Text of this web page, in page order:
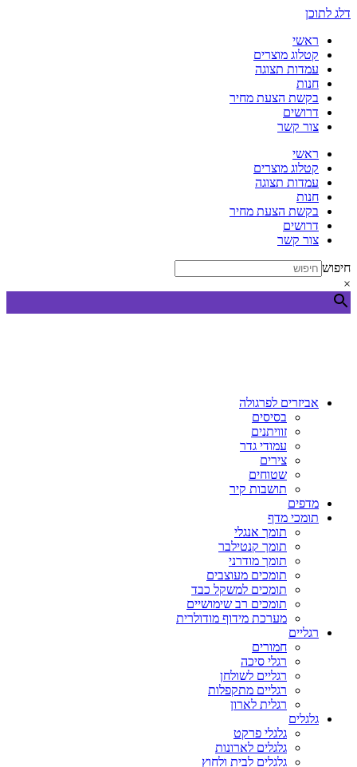
דלג לתוכן
ראשי
קטלוג מוצרים
עמדות תצוגה
חנות
בקשת הצעת מחיר
דרושים
צור קשר
ראשי
קטלוג מוצרים
עמדות תצוגה
חנות
בקשת הצעת מחיר
דרושים
צור קשר
חיפוש
×
אביזרים לפרגולה
בסיסים
זוויתנים
עמודי גדר
צירים
שטוחים
תושבות קיר
מדפים
תומכי מדף
תומך אנגלי
תומך קנטילבר
תומך מודרני
תומכים מעוצבים
תומכים למשקל כבד
תומכים רב שימושיים
מערכת מידוף מודולרית
רגליים
חמורים
רגלי סיכה
רגליים לשולחן
רגליים מתקפלות
רגלית לארון
גלגלים
גלגלי פרקט
גלגלים לארונות
גלגלים לבית ולחוץ